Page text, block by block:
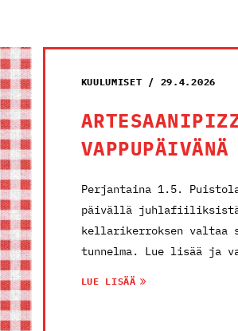
KUULUMISET / 29.4.2026
VAPPUPÄIVÄNÄ
Perjantaina 1.5.
päivällä juhlafiiliksistä
kellarikerroksen valtaa
tunnelma. Lue lisää ja
LUE LISÄÄ